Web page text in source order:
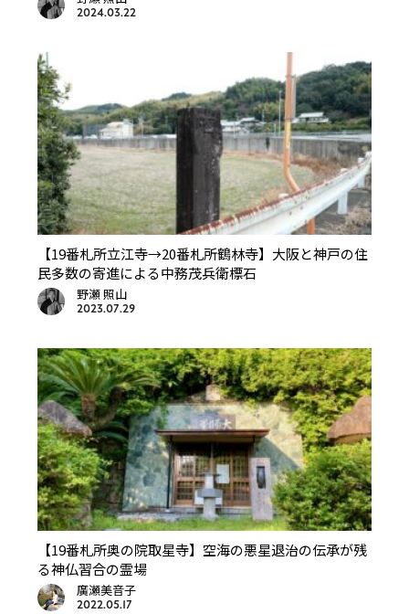
2024.03.22
【19番札所立江寺→20番札所鶴林寺】大阪と神戸の住
民多数の寄進による中務茂兵衛標石
野瀬 照山
2023.07.29
【19番札所奥の院取星寺】空海の悪星退治の伝承が残
る神仏習合の霊場
廣瀬美音子
2022.05.17